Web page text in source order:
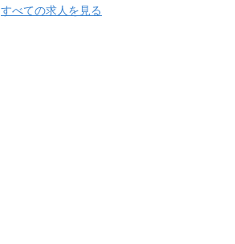
すべての求人を見る